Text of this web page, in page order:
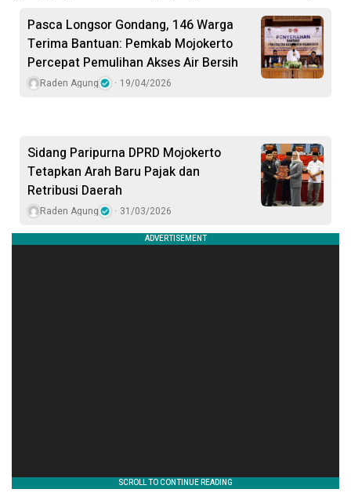
Pasca Longsor Gondang, 146 Warga
Terima Bantuan: Pemkab Mojokerto
Percepat Pemulihan Akses Air Bersih
Raden Agung 19/04/2026
Sidang Paripurna DPRD Mojokerto
Tetapkan Arah Baru Pajak dan
Retribusi Daerah
Raden Agung 31/03/2026